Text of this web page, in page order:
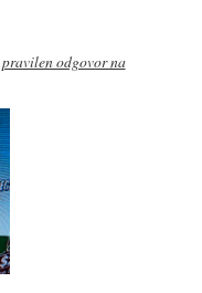
pravilen odgovor na